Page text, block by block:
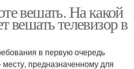
вешать. На какой
вешать телевизор в
в первую очередь
месту, предназначенному для